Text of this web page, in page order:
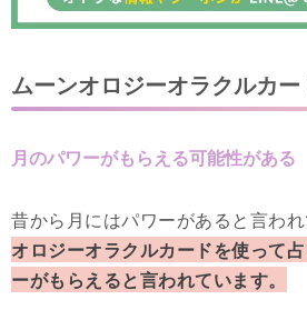
ムーンオロジーオラクルカー
月のパワーがもらえる可能性がある
昔から月にはパワーがあると言われ
オロジーオラクルカードを使って
ーがもらえると言われています。